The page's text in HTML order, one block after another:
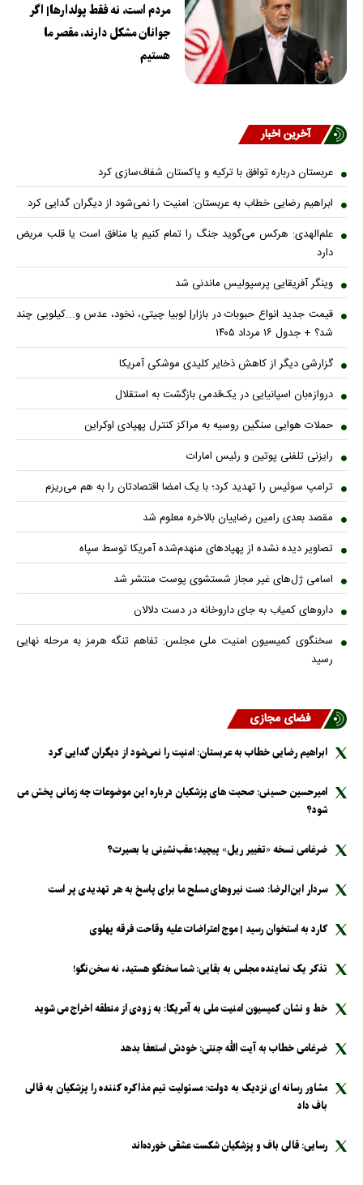
مردم است، نه فقط پولدارها| اگر
جوانان مشکل دارند، مقصر ما
هستیم
آخرین اخبار
عربستان درباره توافق با ترکیه و پاکستان شفاف‌سازی کرد
ابراهیم رضایی خطاب به عربستان: امنیت را نمی‌شود از دیگران گدایی کرد
علم‌الهدی: هرکس می‌گوید جنگ را تمام کنیم یا منافق است یا قلب مریض
دارد
وینگر آفریقایی پرسپولیس ماندنی شد
قیمت جدید انواع حبوبات در بازار| لوبیا چیتی، نخود، عدس و...کیلویی چند
شد؟ + جدول ۱۶ مرداد ۱۴۰۵
گزارشی دیگر از کاهش ذخایر کلیدی موشکی آمریکا
دروازه‌بان اسپانیایی در یک‌قدمی بازگشت به استقلال
حملات هوایی سنگین روسیه به مراکز کنترل پهپادی اوکراین
رایزنی تلفنی پوتین و رئیس امارات
ترامپ سوئیس را تهدید کرد؛ با یک امضا اقتصادتان را به هم می‌ریزم
مقصد بعدی رامین رضاییان بالاخره معلوم شد
تصاویر دیده نشده از پهپادهای منهدم‌شده آمریکا توسط سپاه
اسامی ژل‌های غیر مجاز شستشوی پوست منتشر شد
داروهای کمیاب به جای داروخانه در دست دلالان
سخنگوی کمیسیون امنیت ملی مجلس: تفاهم تنگه هرمز به مرحله نهایی
رسید
فضای مجازی
ابراهیم رضایی خطاب به عربستان: امنیت را نمی‌شود از دیگران گدایی کرد
امیرحسین حسینی: صحبت های پزشکیان درباره این موضوعات چه زمانی پخش می
شود؟
ضرغامی نسخه «تغییر ریل» پیچید؛ عقب‌نشینی یا بصیرت؟
سردار ابن‌الرضا: دست نیرو‌های مسلح ما برای پاسخ به هر تهدیدی پر است
کارد به استخوان رسید | موج اعتراضات علیه وقاحت فرقه پهلوی
تذکر یک نماینده مجلس به بقایی: شما سخنگو هستید، نه سخن‌نگو!
خط و نشان کمیسیون امنیت ملی به آمریکا: به زودی از منطقه اخراج می شوید
ضرغامی خطاب به آیت الله جنتی: خودش استعفا بدهد
مشاور رسانه ای نزدیک به دولت: مسئولیت تیم مذاکره کننده را پزشکیان به قالی
باف داد
رسایی: قالی باف و پزشکیان شکست عشقی خورده‌اند